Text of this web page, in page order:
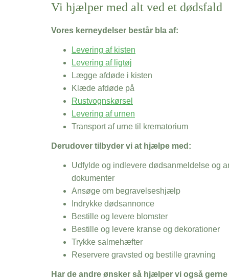
Vi hjælper med alt ved et dødsfald
Vores kerneydelser består bla af:
Levering af kisten
Levering af ligtøj
Lægge afdøde i kisten
Klæde afdøde på
Rustvognskørsel
Levering af urnen
Transport af urne til krematorium
Derudover tilbyder vi at hjælpe med:
Udfylde og indlevere dødsanmeldelse og
dokumenter
Ansøge om begravelseshjælp
Indrykke dødsannonce
Bestille og levere blomster
Bestille og levere kranse og dekorationer
Trykke salmehæfter
Reservere gravsted og bestille gravning
Har de andre ønsker så hjælper vi også gerne